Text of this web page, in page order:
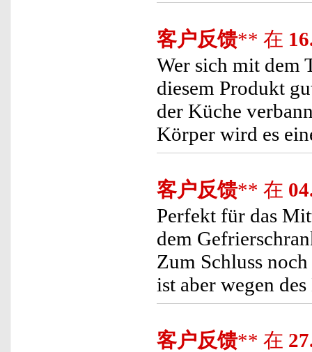
客户反馈** 在
Wer sich mit dem
diesem Produkt
der Küche
Körper wird es
客户反馈** 在
Perfekt für das
dem
Zum Schluss
ist aber wegen
客户反馈** 在